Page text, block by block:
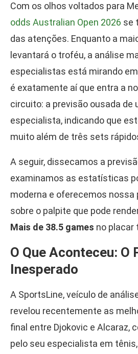
Com os olhos voltados para
odds Australian Open 2026 se
das atenções. Enquanto a
levantará o troféu, a análise
especialistas está mirando
é exatamente aí que entra a
circuito: a previsão ousada de
especialista, indicando que
muito além de três sets
A seguir, dissecamos a
examinamos as estatísticas
moderna e oferecemos nossa
sobre o palpite que pode
Mais de 38.5 games no placar
O Que Aconteceu: O
Inesperado
A SportsLine, veículo de
revelou recentemente as
final entre Djokovic e Alcaraz,
pelo seu especialista em